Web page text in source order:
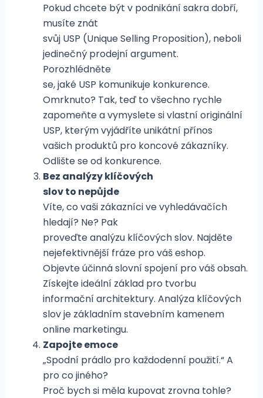
Pokud chcete být v podnikání sakra dobří,
musíte znát
svůj USP (Unique Selling Proposition), neboli
jedinečný prodejní argument.
Porozhlédněte
se, jaké USP komunikuje konkurence.
Omrknuto? Tak, teď to všechno rychle
zapomeňte a vymyslete si vlastní originální
USP, kterým vyjádříte unikátní přínos
vašich produktů pro koncové zákazníky.
Odlište se od konkurence.
Bez analýzy klíčových
slov to nepůjde
Víte, co vaši zákazníci ve vyhledávačích
hledají? Ne? Pak
proveďte analýzu klíčových slov. Najděte
nejefektivnější fráze pro váš eshop.
Objevte účinná slovní spojení pro váš obsah.
Získejte ideální základ pro tvorbu
informační architektury. Analýza klíčových
slov je základním stavebním kamenem
online marketingu.
Zapojte emoce
„Spodní prádlo pro každodenní použití.“ A
pro co jiného?
Proč bych si měla kupovat zrovna tohle?